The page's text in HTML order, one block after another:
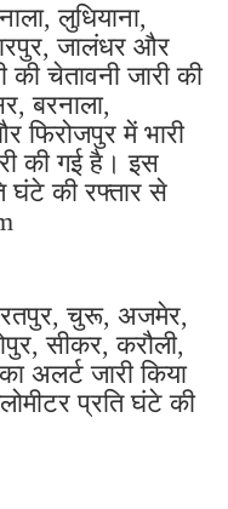
लुधियाना,
जालंधर और
चेतावनी जारी की
बरनाला,
फिरोजपुर में भारी
की गई है। इस
घंटे की रफ्तार से
चुरू, अजमेर,
सीकर, करौली,
अलर्ट जारी किया
प्रति घंटे की